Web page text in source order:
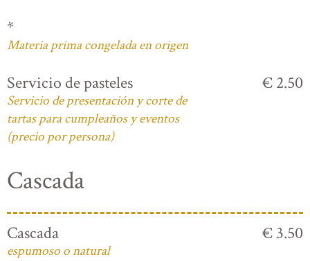
*
Materia prima congelada en origen
Servicio de pasteles
Servicio de presentación y corte de
tartas para cumpleaños y eventos
(precio por persona)
€ 2.50
Cascada
Cascada
espumoso o natural
€ 3.50